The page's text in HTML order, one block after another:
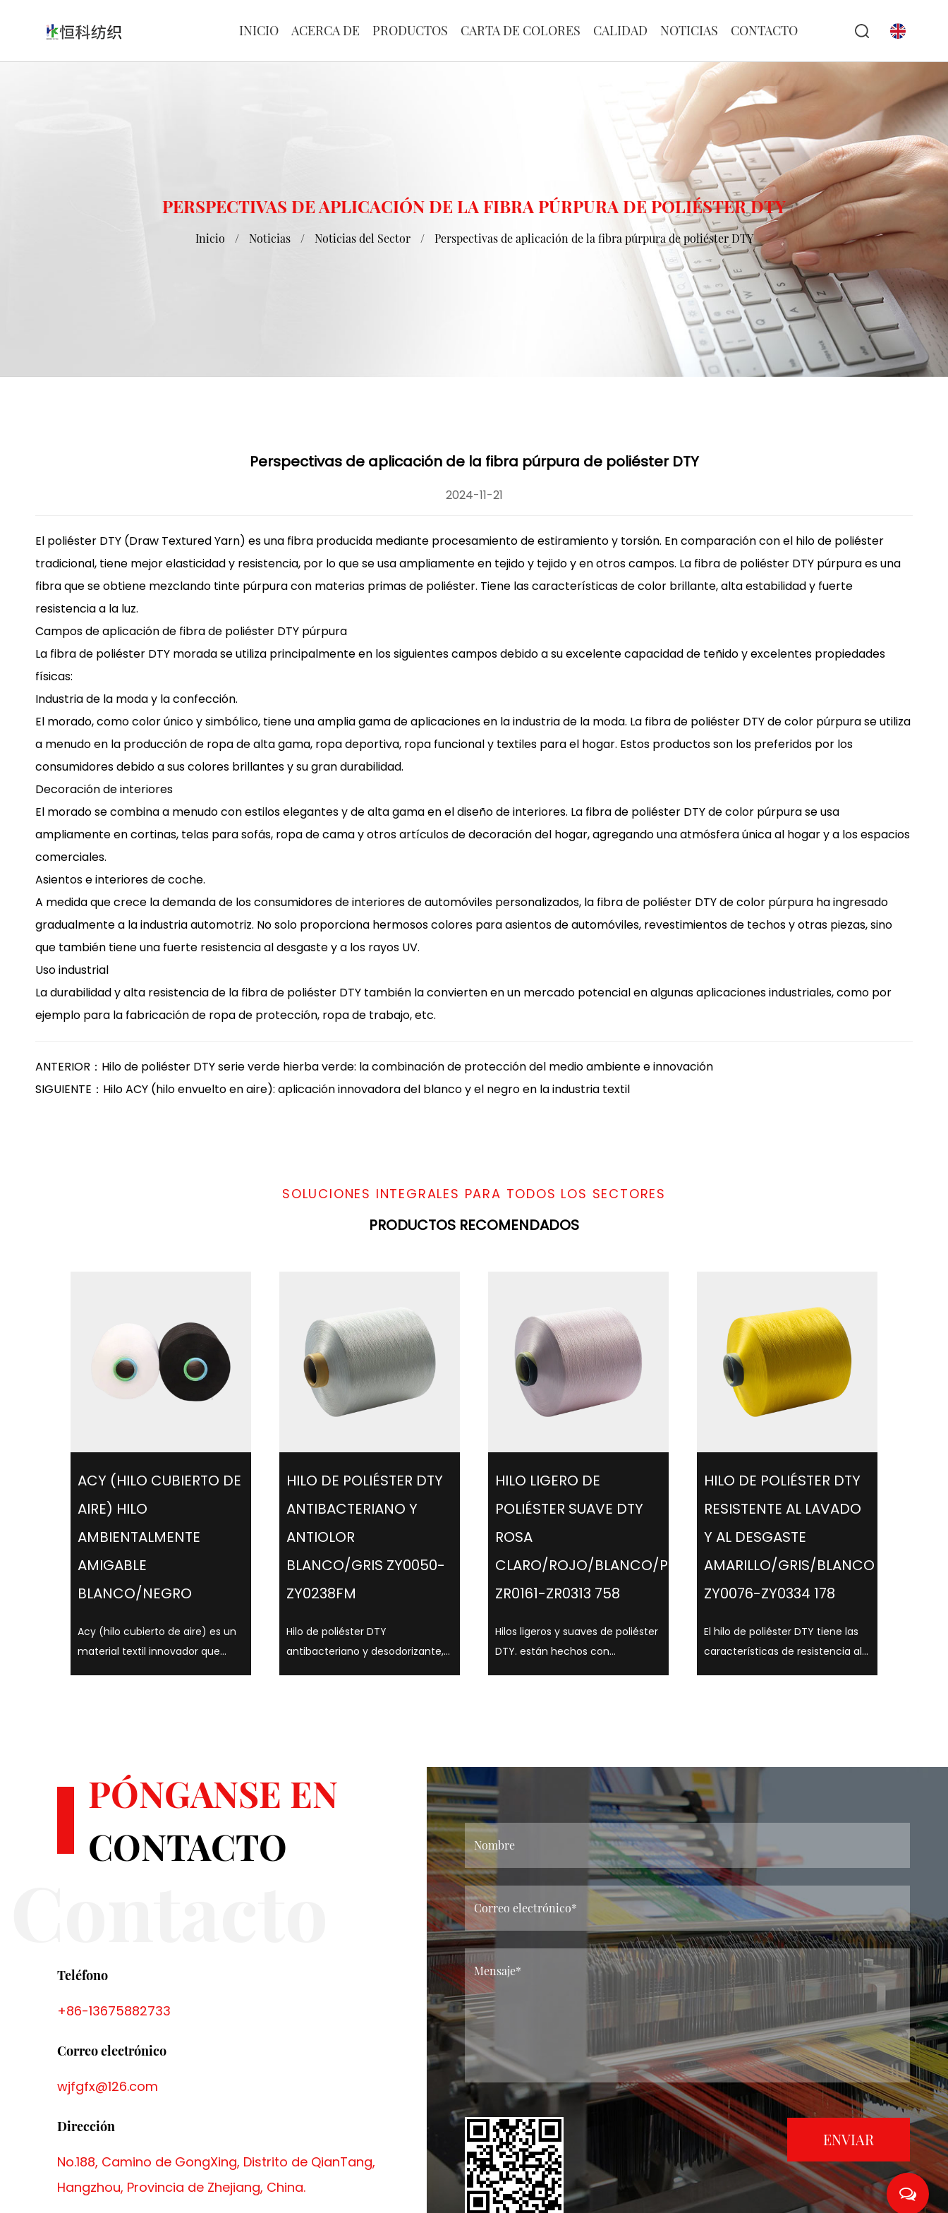
INICIO ACERCA DE PRODUCTOS CARTA DE COLORES CALIDAD NOTICIAS CONTACTO
PERSPECTIVAS DE APLICACIÓN DE LA FIBRA PÚRPURA DE POLIÉSTER DTY
Inicio / Noticias / Noticias del Sector / Perspectivas de aplicación de la fibra púrpura de poliéster DTY
Perspectivas de aplicación de la fibra púrpura de poliéster DTY
2024-11-21
El poliéster DTY (Draw Textured Yarn) es una fibra producida mediante procesamiento de estiramiento y torsión. En comparación con el hilo de poliéster
tradicional, tiene mejor elasticidad y resistencia, por lo que se usa ampliamente en tejido y tejido y en otros campos. La fibra de poliéster DTY púrpura es una
fibra que se obtiene mezclando tinte púrpura con materias primas de poliéster. Tiene las características de color brillante, alta estabilidad y fuerte
resistencia a la luz.
Campos de aplicación de fibra de poliéster DTY púrpura
La fibra de poliéster DTY morada se utiliza principalmente en los siguientes campos debido a su excelente capacidad de teñido y excelentes propiedades
físicas:
Industria de la moda y la confección.
El morado, como color único y simbólico, tiene una amplia gama de aplicaciones en la industria de la moda. La fibra de poliéster DTY de color púrpura se utiliza
a menudo en la producción de ropa de alta gama, ropa deportiva, ropa funcional y textiles para el hogar. Estos productos son los preferidos por los
consumidores debido a sus colores brillantes y su gran durabilidad.
Decoración de interiores
El morado se combina a menudo con estilos elegantes y de alta gama en el diseño de interiores. La fibra de poliéster DTY de color púrpura se usa
ampliamente en cortinas, telas para sofás, ropa de cama y otros artículos de decoración del hogar, agregando una atmósfera única al hogar y a los espacios
comerciales.
Asientos e interiores de coche.
A medida que crece la demanda de los consumidores de interiores de automóviles personalizados, la fibra de poliéster DTY de color púrpura ha ingresado
gradualmente a la industria automotriz. No solo proporciona hermosos colores para asientos de automóviles, revestimientos de techos y otras piezas, sino
que también tiene una fuerte resistencia al desgaste y a los rayos UV.
Uso industrial
La durabilidad y alta resistencia de la fibra de poliéster DTY también la convierten en un mercado potencial en algunas aplicaciones industriales, como por
ejemplo para la fabricación de ropa de protección, ropa de trabajo, etc.
ANTERIOR：Hilo de poliéster DTY serie verde hierba verde: la combinación de protección del medio ambiente e innovación
SIGUIENTE：Hilo ACY (hilo envuelto en aire): aplicación innovadora del blanco y el negro en la industria textil
SOLUCIONES INTEGRALES PARA TODOS LOS SECTORES
PRODUCTOS RECOMENDADOS
ACY (HILO CUBIERTO DE
AIRE) HILO
AMBIENTALMENTE
AMIGABLE
BLANCO/NEGRO
Acy (hilo cubierto de aire) es un
material textil innovador que
HILO DE POLIÉSTER DTY
ANTIBACTERIANO Y
ANTIOLOR
BLANCO/GRIS ZY0050-
ZY0238FM
Hilo de poliéster DTY
antibacteriano y desodorizante,
reduciendo así la producción de
olores, al tiempo que...
HILO LIGERO DE
POLIÉSTER SUAVE DTY
ROSA
CLARO/ROJO/BLANCO/PÚRPURA/AMARILLO
ZR0161-ZR0313 758
Hilos ligeros y suaves de poliéster
DTY. están hechos con
variedad de aplicaciones textiles.
...
HILO DE POLIÉSTER DTY
RESISTENTE AL LAVADO
Y AL DESGASTE
AMARILLO/GRIS/BLANCO
ZY0076-ZY0334 178
El hilo de poliéster DTY tiene las
características de resistencia al
resistencia, elasticidad y ...
PÓNGANSE EN
CONTACTO
Teléfono
+86-13675882733
Correo electrónico
wjfgfx@126.com
Dirección
No.188, Camino de GongXing, Distrito de QianTang,
Hangzhou, Provincia de Zhejiang, China.
ENVIAR